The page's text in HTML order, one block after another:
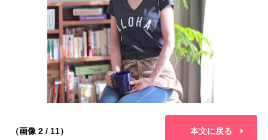
（画像 2 / 11） 本文に戻る